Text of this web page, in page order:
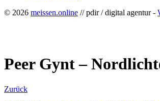
© 2026 meissen.online // pdir / digital agentur -
Peer Gynt –
Zurück